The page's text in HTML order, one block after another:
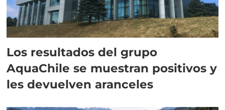
Los resultados del grupo
AquaChile se muestran positivos y
les devuelven aranceles